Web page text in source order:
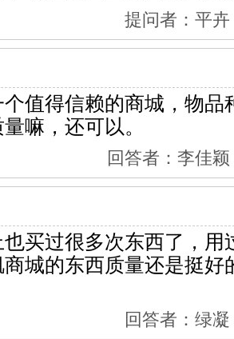
提问者：平
值得信赖的商城，物品
嘛，还可以。
回答者：李佳
买过很多次东西了，用
城的东西质量还是挺好
回答者：绿